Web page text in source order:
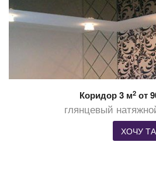
Коридор 3 м2от
глянцевый
ХОЧУ